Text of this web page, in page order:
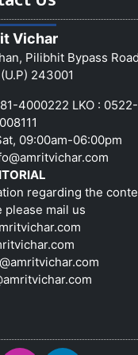
Vichar
Pilibhit Bypass Road
243001
4000222 LKO : 0522-
09:00am-06:00pm
regarding the
please mail us